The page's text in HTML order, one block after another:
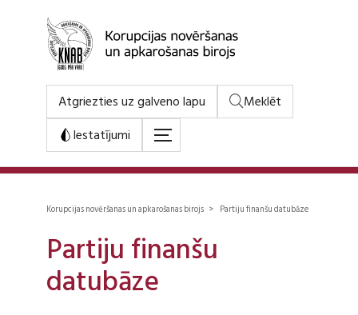
Atgriezties uz galveno lapu
Meklēt
Iestatījumi
Korupcijas novēršanas un apkarošanas birojs > Partiju finanšu datubāze
Partiju finanšu
datubāze